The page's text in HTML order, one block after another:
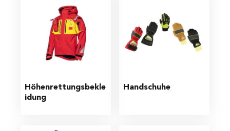
Höhenrettungsbekle
idung
Handschuhe